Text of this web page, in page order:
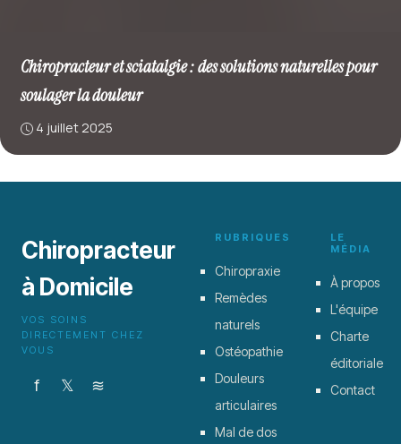
Chiropracteur et sciatalgie : des solutions naturelles pour
soulager la douleur
4 juillet 2025
Chiropracteur
à Domicile
VOS SOINS
DIRECTEMENT CHEZ
VOUS
f 𝕏 ≋
RUBRIQUES
Chiropraxie
Remèdes
naturels
Ostéopathie
Douleurs
articulaires
Mal de dos
LE
MÉDIA
À propos
L'équipe
Charte
éditoriale
Contact